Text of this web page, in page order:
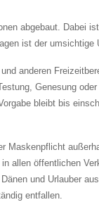
abgebaut. Dabei
ist der umsichtige
anderen
Genesung
bleibt bis
Maskenpflicht
allen öffentlichen
und Urlauber
entfallen.